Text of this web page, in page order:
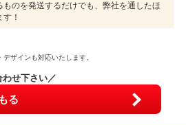
ものを発送するだけでも、弊社を通したほ
！
ザインも対応いたします。
せ下さい／
る